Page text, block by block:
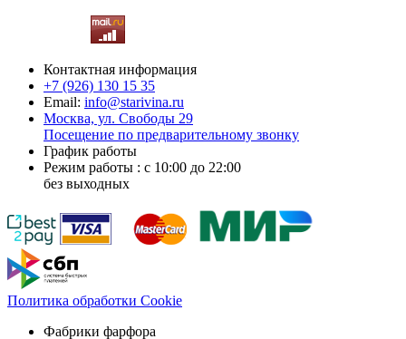
Контактная информация
+7 (926) 130 15 35
Email: info@starivina.ru
Москва, ул. Свободы 29
Посещение по предварительному звонку
График работы
Режим работы : с 10:00 до 22:00
без выходных
Политика обработки Cookie
Фабрики фарфора